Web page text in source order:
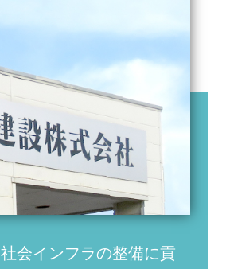
社会インフラの整備に貢